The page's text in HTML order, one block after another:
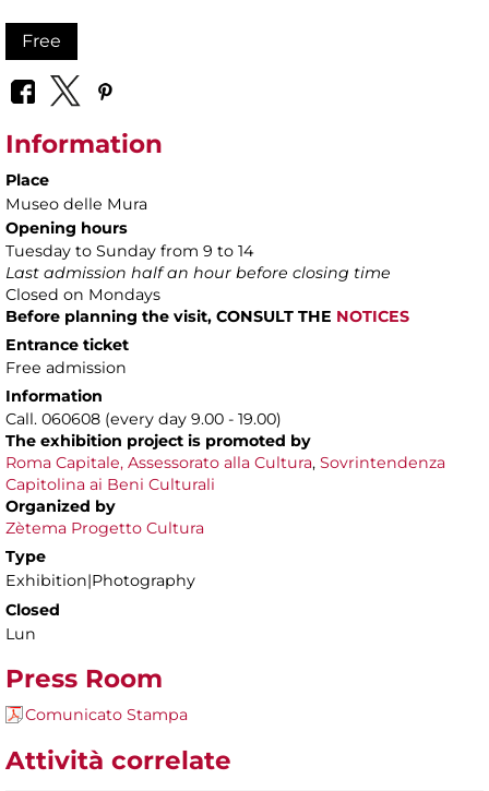
Free
Information
Place
Museo delle Mura
Opening hours
Tuesday to Sunday from 9 to 14
Last admission half an hour before closing time
Closed on Mondays
Before planning the visit, CONSULT THE NOTICES
Entrance ticket
Free admission
Information
Call. 060608 (every day 9.00 - 19.00)
The exhibition project is promoted by
Roma Capitale, Assessorato alla Cultura, Sovrintendenza
Capitolina ai Beni Culturali
Organized by
Zètema Progetto Cultura
Type
Exhibition|Photography
Closed
Lun
Press Room
Comunicato Stampa
Attività correlate